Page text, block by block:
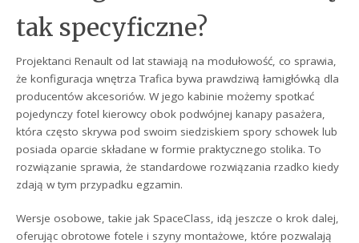
tak specyficzne?
Projektanci Renault od lat stawiają na modułowość, co sprawia,
że konfiguracja wnętrza Trafica bywa prawdziwą łamigłówką dla
producentów akcesoriów. W jego kabinie możemy spotkać
pojedynczy fotel kierowcy obok podwójnej kanapy pasażera,
która często skrywa pod swoim siedziskiem spory schowek lub
posiada oparcie składane w formie praktycznego stolika. To
rozwiązanie sprawia, że standardowe rozwiązania rzadko kiedy
zdają w tym przypadku egzamin.
Wersje osobowe, takie jak SpaceClass, idą jeszcze o krok dalej,
oferując obrotowe fotele i szyny montażowe, które pozwalają